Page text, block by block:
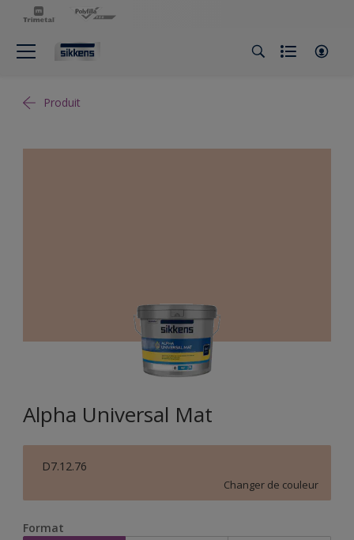
Produit
Alpha Universal Mat
D7.12.76
Changer de couleur
Format